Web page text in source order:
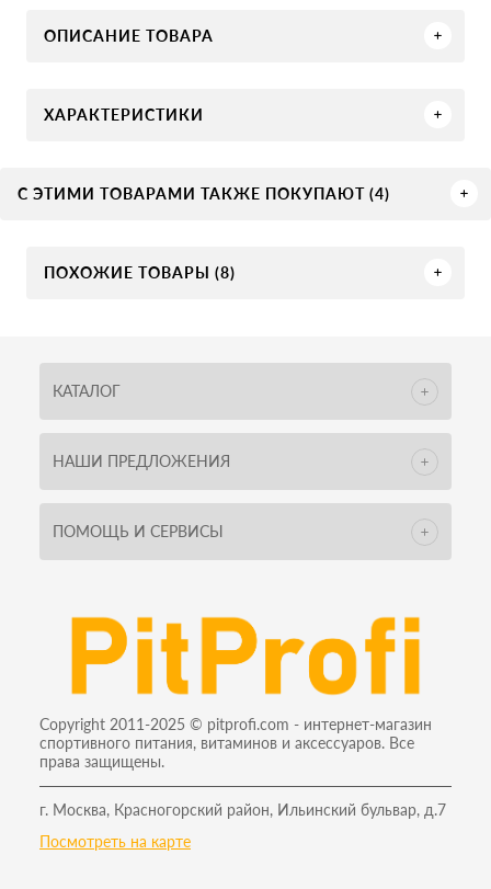
ОПИСАНИЕ ТОВАРА
ХАРАКТЕРИСТИКИ
С ЭТИМИ ТОВАРАМИ ТАКЖЕ ПОКУПАЮТ (4)
ПОХОЖИЕ ТОВАРЫ (8)
КАТАЛОГ
НАШИ ПРЕДЛОЖЕНИЯ
ПОМОЩЬ И СЕРВИСЫ
Copyright 2011-2025 © pitprofi.com - интернет-магазин
спортивного питания, витаминов и аксессуаров. Все
права защищены.
г. Москва, Красногорский район, Ильинский бульвар, д.7
Посмотреть на карте